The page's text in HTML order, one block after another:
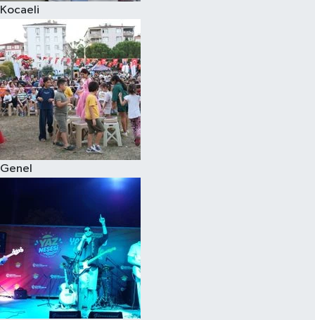
Kocaeli
Genel